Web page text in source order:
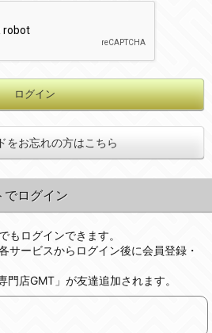
をお忘れの方はこちら
でログイン
もログインできます。
サービスからログイン後に会員登録・
店GMT」が友達追加されます。